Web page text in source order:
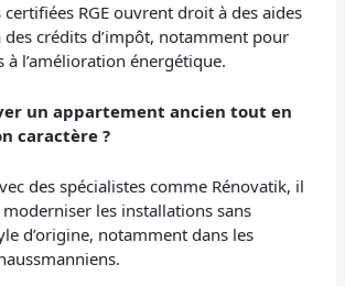
certifiées RGE ouvrent droit à des aides
des crédits d’impôt, notamment pour
à l’amélioration énergétique.
un appartement ancien tout en
caractère ?
des spécialistes comme Rénovatik, il
les installations sans
d’origine, notamment dans les